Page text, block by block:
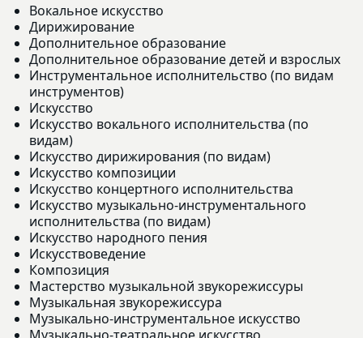
Вокальное искусство
Дирижирование
Дополнительное образование
Дополнительное образование детей и взрослых
Инструментальное исполнительство (по видам
инструментов)
Искусство
Искусство вокального исполнительства (по
видам)
Искусство дирижирования (по видам)
Искусство композиции
Искусство концертного исполнительства
Искусство музыкально-инструментального
исполнительства (по видам)
Искусство народного пения
Искусствоведение
Композиция
Мастерство музыкальной звукорежиссуры
Музыкальная звукорежиссура
Музыкально-инструментальное искусство